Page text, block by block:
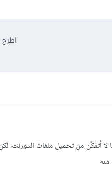
أتمكّن من تحميل ملفات التورنت،